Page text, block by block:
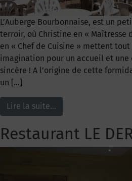
L’Auberge Bourbonnaise, est un
terroir, où Christine en « Maîtresse
en « Chef de Cuisine » mettent
imagination pour un accueil et une
sincère ! A l’origine de cette
un […]
Lire la suite…
Restaurant LE